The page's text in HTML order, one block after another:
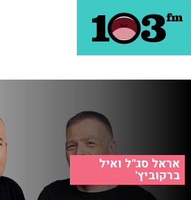
אראל סג"ל ואיל
ברקוביץ'